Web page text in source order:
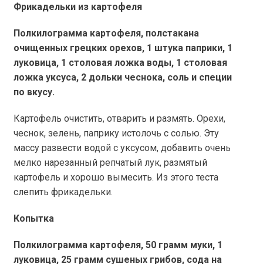
Фрикадельки из картофеля
Полкилограмма картофеля, полстакана
очищенных грецких орехов, 1 штука паприки, 1
луковица, 1 столовая ложка воды, 1 столовая
ложка уксуса, 2 дольки чеснока, соль и специи
по вкусу.
Картофель очистить, отварить и размять. Орехи,
чеснок, зелень, паприку истолочь с солью. Эту
массу развести водой с уксусом, добавить очень
мелко нарезанный репчатый лук, размятый
картофель и хорошо вымесить. Из этого теста
слепить фрикадельки.
Копытка
Полкилограмма картофеля, 50 грамм муки, 1
луковица, 25 грамм сушеных грибов, сода на